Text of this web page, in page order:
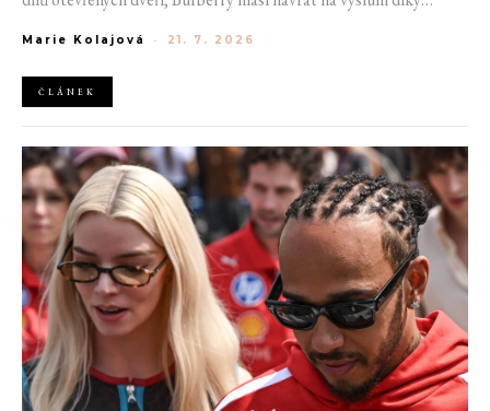
AliExpress.
Marie Kolajová - 21. 7. 2026
ČLÁNEK